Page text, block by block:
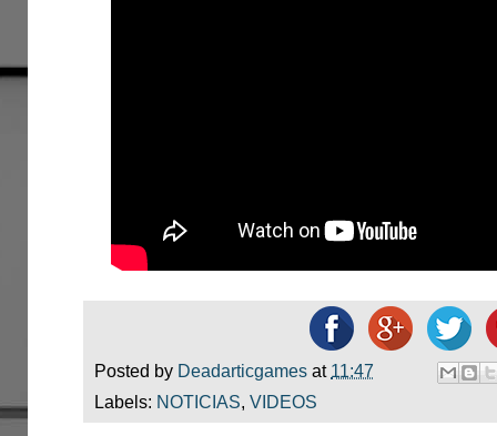
Posted by Deadarticgames at 11:47
Labels: NOTICIAS, VIDEOS